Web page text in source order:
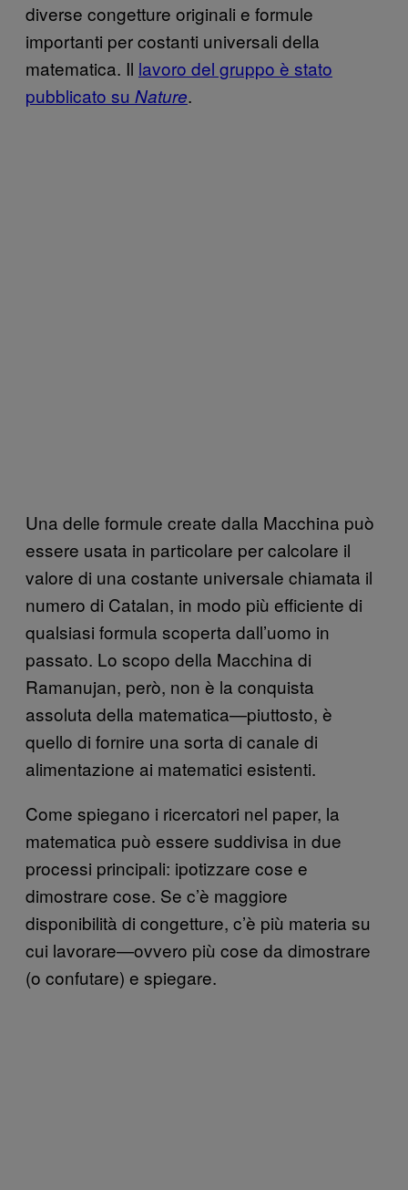
diverse congetture originali e formule
importanti per costanti universali della
matematica. Il lavoro del gruppo è stato
pubblicato su Nature.
Una delle formule create dalla Macchina può
essere usata in particolare per calcolare il
valore di una costante universale chiamata il
numero di Catalan, in modo più efficiente di
qualsiasi formula scoperta dall’uomo in
passato. Lo scopo della Macchina di
Ramanujan, però, non è la conquista
assoluta della matematica—piuttosto, è
quello di fornire una sorta di canale di
alimentazione ai matematici esistenti.
Come spiegano i ricercatori nel paper, la
matematica può essere suddivisa in due
processi principali: ipotizzare cose e
dimostrare cose. Se c’è maggiore
disponibilità di congetture, c’è più materia su
cui lavorare—ovvero più cose da dimostrare
(o confutare) e spiegare.